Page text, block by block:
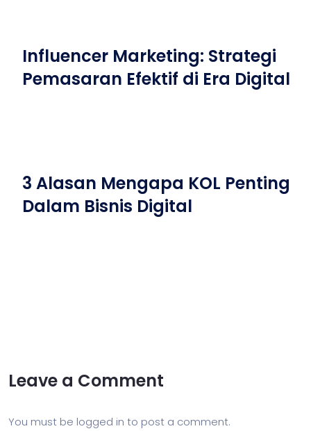
Influencer Marketing: Strategi
Pemasaran Efektif di Era Digital
3 Alasan Mengapa KOL Penting
Dalam Bisnis Digital
Leave a Comment
You must be logged in to post a comment.